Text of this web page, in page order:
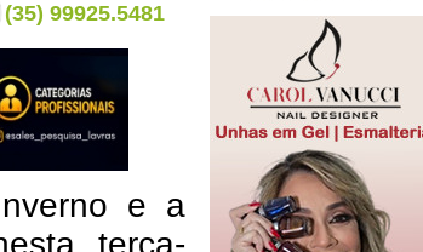
(35) 99925.5481
e a
terça-